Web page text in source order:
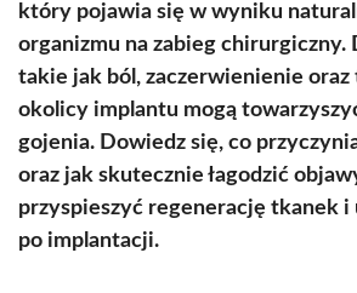
który pojawia się w wyniku
organizmu na zabieg chirurgiczny.
takie jak ból, zaczerwienienie
okolicy implantu mogą
gojenia. Dowiedz się, co
oraz jak skutecznie łagodzić
przyspieszyć regenerację tkanek i
po implantacji.